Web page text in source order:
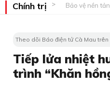
Chính trị Bảo vệ nền
Theo dõi Báo điện tử Cà Mau trên
Tiếp lửa nhiệt
trình “Khăn